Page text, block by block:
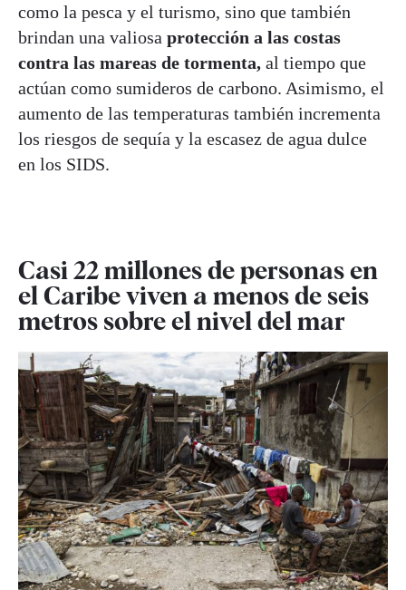
como la pesca y el turismo, sino que también
brindan una valiosa protección a las costas
contra las mareas de tormenta, al tiempo que
actúan como sumideros de carbono. Asimismo, el
aumento de las temperaturas también incrementa
los riesgos de sequía y la escasez de agua dulce
en los SIDS.
Casi 22 millones de personas en
el Caribe viven a menos de seis
metros sobre el nivel del mar